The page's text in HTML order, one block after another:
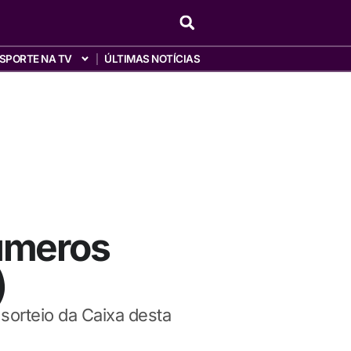
NA TV ÚLTIMAS NOTÍCIAS
da Caixa desta